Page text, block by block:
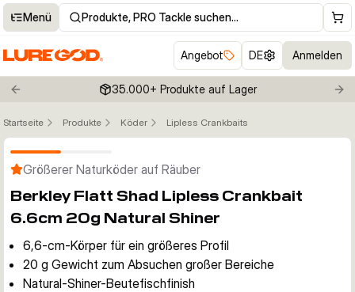
Menü Produkte, PRO Tackle suchen…
Angebot DE Anmelden
Previous slide 35.000+ Produkte auf Lager
Startseite Produkte Köder Lipless Crankbaits
Klicken um Zoom zu aktivieren
Größerer Naturköder auf Räuber
Berkley Flatt Shad Lipless Crankbait
6.6cm 20g Natural Shiner
6,6-cm-Körper für ein größeres Profil
20 g Gewicht zum Absuchen großer Bereiche
Natural-Shiner-Beutefischfinish